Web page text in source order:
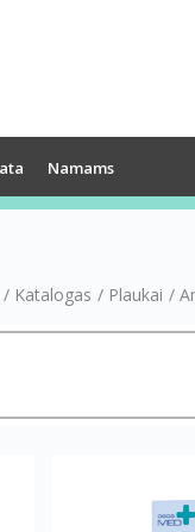
Namams
/ Katalogas / Plaukai /